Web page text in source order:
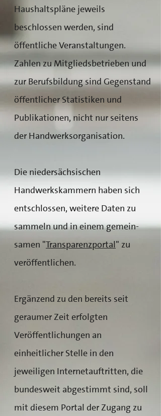
Haushaltspläne jeweils
beschlossen werden, sind
öffentliche Veranstaltungen.
Zahlen zu Mitgliedsbetrieben und
zur Berufsbildung sind Gegenstand
öffentlicher Statistiken und
Publikationen, nicht nur seitens
der Handwerksorganisation.
Die niedersächsischen
Handwerkskammern haben sich
entschlossen, weitere Daten zu
sammeln und in einem gemein-
samen "Transparenzportal" zu
veröffentlichen.
Ergänzend zu den bereits seit
geraumer Zeit erfolgten
Veröffentlichungen an
einheitlicher Stelle in den
jeweiligen Internetauftritten, die
bundesweit abgestimmt sind, soll
mit diesem Portal der Zugang zu